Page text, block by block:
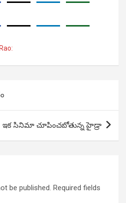
ఇక సినిమా చూపించబోతున్న హైడ్రా
be published. Required fields